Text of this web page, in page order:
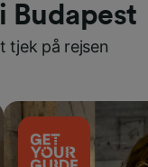
Budapest
tjek på rejsen